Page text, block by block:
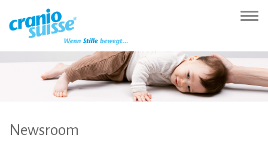
(Accesskey
Hauptnavigation
(Accesskey
Inhalt
(Accesskey
Sprachumschaltung
(Accesskey
Newsroom